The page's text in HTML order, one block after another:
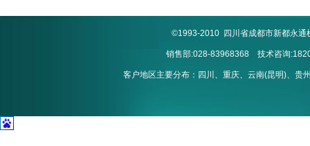
©1993-2010 四川省成都市新都永
销售部:028-83968368 技术咨询
客户地区主要分布：四川、重庆、云南(昆明)、贵